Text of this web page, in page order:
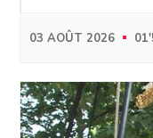
03 AOÛT 2026